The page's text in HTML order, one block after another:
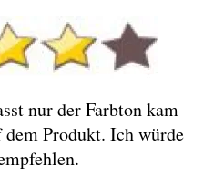
nur der Farbton kam
Produkt. Ich würde